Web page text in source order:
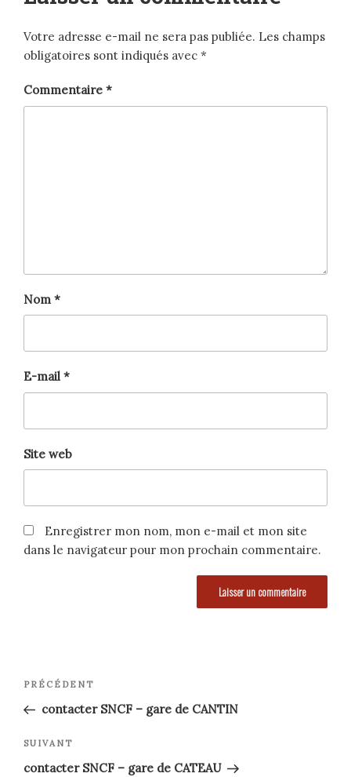
Votre adresse e-mail ne sera pas publiée. Les champs
obligatoires sont indiqués avec *
Commentaire *
Nom *
E-mail *
Site web
Enregistrer mon nom, mon e-mail et mon site
dans le navigateur pour mon prochain commentaire.
Navigation
de
l’article
Article
précédent
PRÉCÉDENT
contacter SNCF – gare de CANTIN
Article
suivant
SUIVANT
contacter SNCF – gare de CATEAU